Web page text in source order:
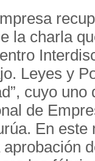
la charla
Leyes y
cuyo uno
de
En este